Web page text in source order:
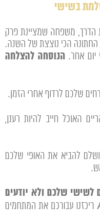
בשישי
הדרך, משפחה שמציינת פרק
הכי נוצצת של השנה.
יום אחר. הנוסחה להצלחה
שלכם לרדוף אחרי הזמן.
האוכל חייב להיות רענן,
להביא את האופי שלכם
לשישי שלכם ולא יודעים
ב-All Places ריכזנו עבורכם את המתחמים